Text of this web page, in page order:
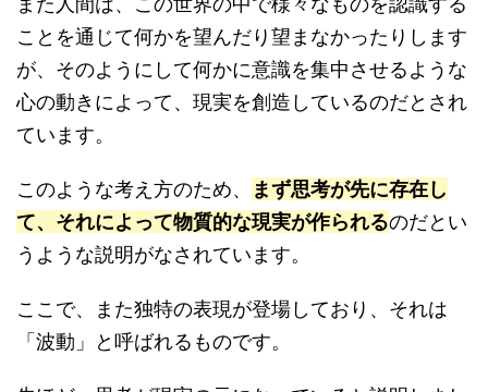
ことを通じて何かを望んだり望まなかったりします
が、そのようにして何かに意識を集中させるような
心の動きによって、現実を創造しているのだとされ
ています。
このような考え方のため、
まず思考が先に存在し
て、それによって物質的な現実が作られるのだとい
うような説明がなされています。
ここで、また独特の表現が登場しており、それは
「波動」と呼ばれるものです。